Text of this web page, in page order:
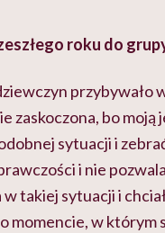
roku do
przybywało
zaskoczona, bo
sytuacji i
i nie
takiej sytuacji i
momencie, w którym